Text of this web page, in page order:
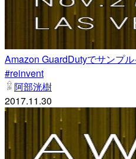
Amazon GuardDutyでサンプ
#reinvent
阿部洸樹
2017.11.30